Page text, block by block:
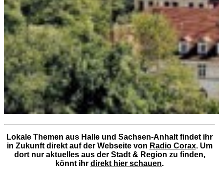
Lokale Themen aus Halle und Sachsen-Anhalt findet ihr
in Zukunft direkt auf der Webseite von Radio Corax. Um
dort nur aktuelles aus der Stadt & Region zu finden,
könnt ihr direkt hier schauen.